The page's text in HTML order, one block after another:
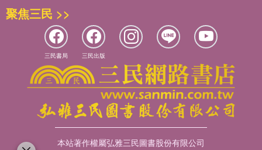
聚焦三民 >>
三民書局 三民出版
本站著作權屬弘雅三民圖書股份有限公司